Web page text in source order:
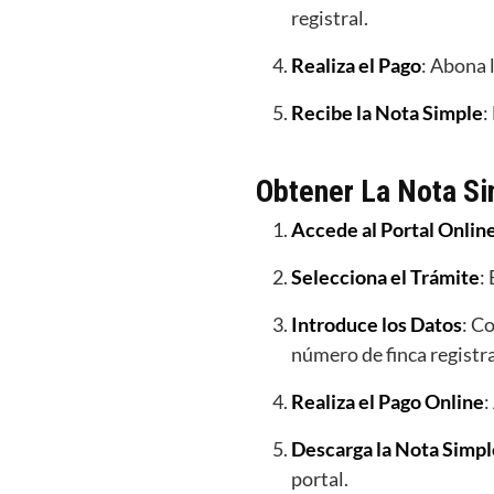
registral.
Realiza el Pago: Abona
Recibe la Nota Simple:
Obtener La Nota
Accede al Portal
Selecciona el Trámite:
Introduce los Datos:
número de finca
Realiza el Pago Online
Descarga la Nota
portal.